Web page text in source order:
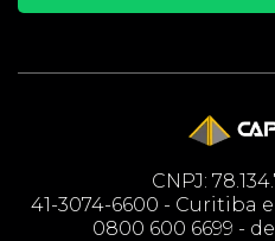
CNPJ:
41-3074-6600 - Curitiba
0800 600 6699 -